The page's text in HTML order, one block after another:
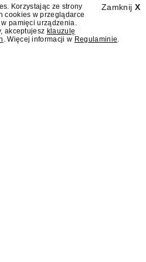
Na ten dzień
trasy stacji
TVN 24 dla Press.pl
Kuźniar, Tomasz Lis i
Zamknij X
Korzystając ze strony
cookies w przeglądarce
pamięci urządzenia.
akceptujesz klauzulę
. Więcej informacji w Regulaminie.